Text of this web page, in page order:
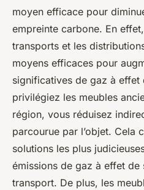
moyen efficace pour
empreinte carbone. En
transports et les
moyens efficaces pour
significatives de gaz à effet
privilégiez les meubles
région, vous réduisez
parcourue par l’objet. Cela
solutions les plus
émissions de gaz à effet de
transport. De plus, les